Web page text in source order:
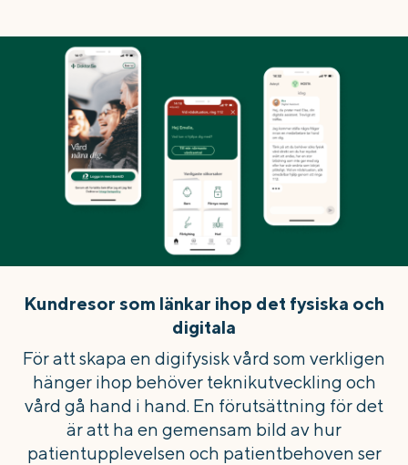
Kundresor som länkar ihop det fysiska och
digitala
För att skapa en digifysisk vård som verkligen
hänger ihop behöver teknikutveckling och
vård gå hand i hand. En förutsättning för det
är att ha en gemensam bild av hur
patientupplevelsen och patientbehoven ser